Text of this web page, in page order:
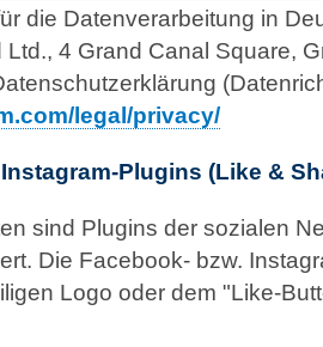
die Datenverarbeitung in
Ltd., 4 Grand Canal Square,
legal/privacy/
Plugins (Like &
sind Plugins der sozialen
Die Facebook- bzw.
Logo oder dem "Like-